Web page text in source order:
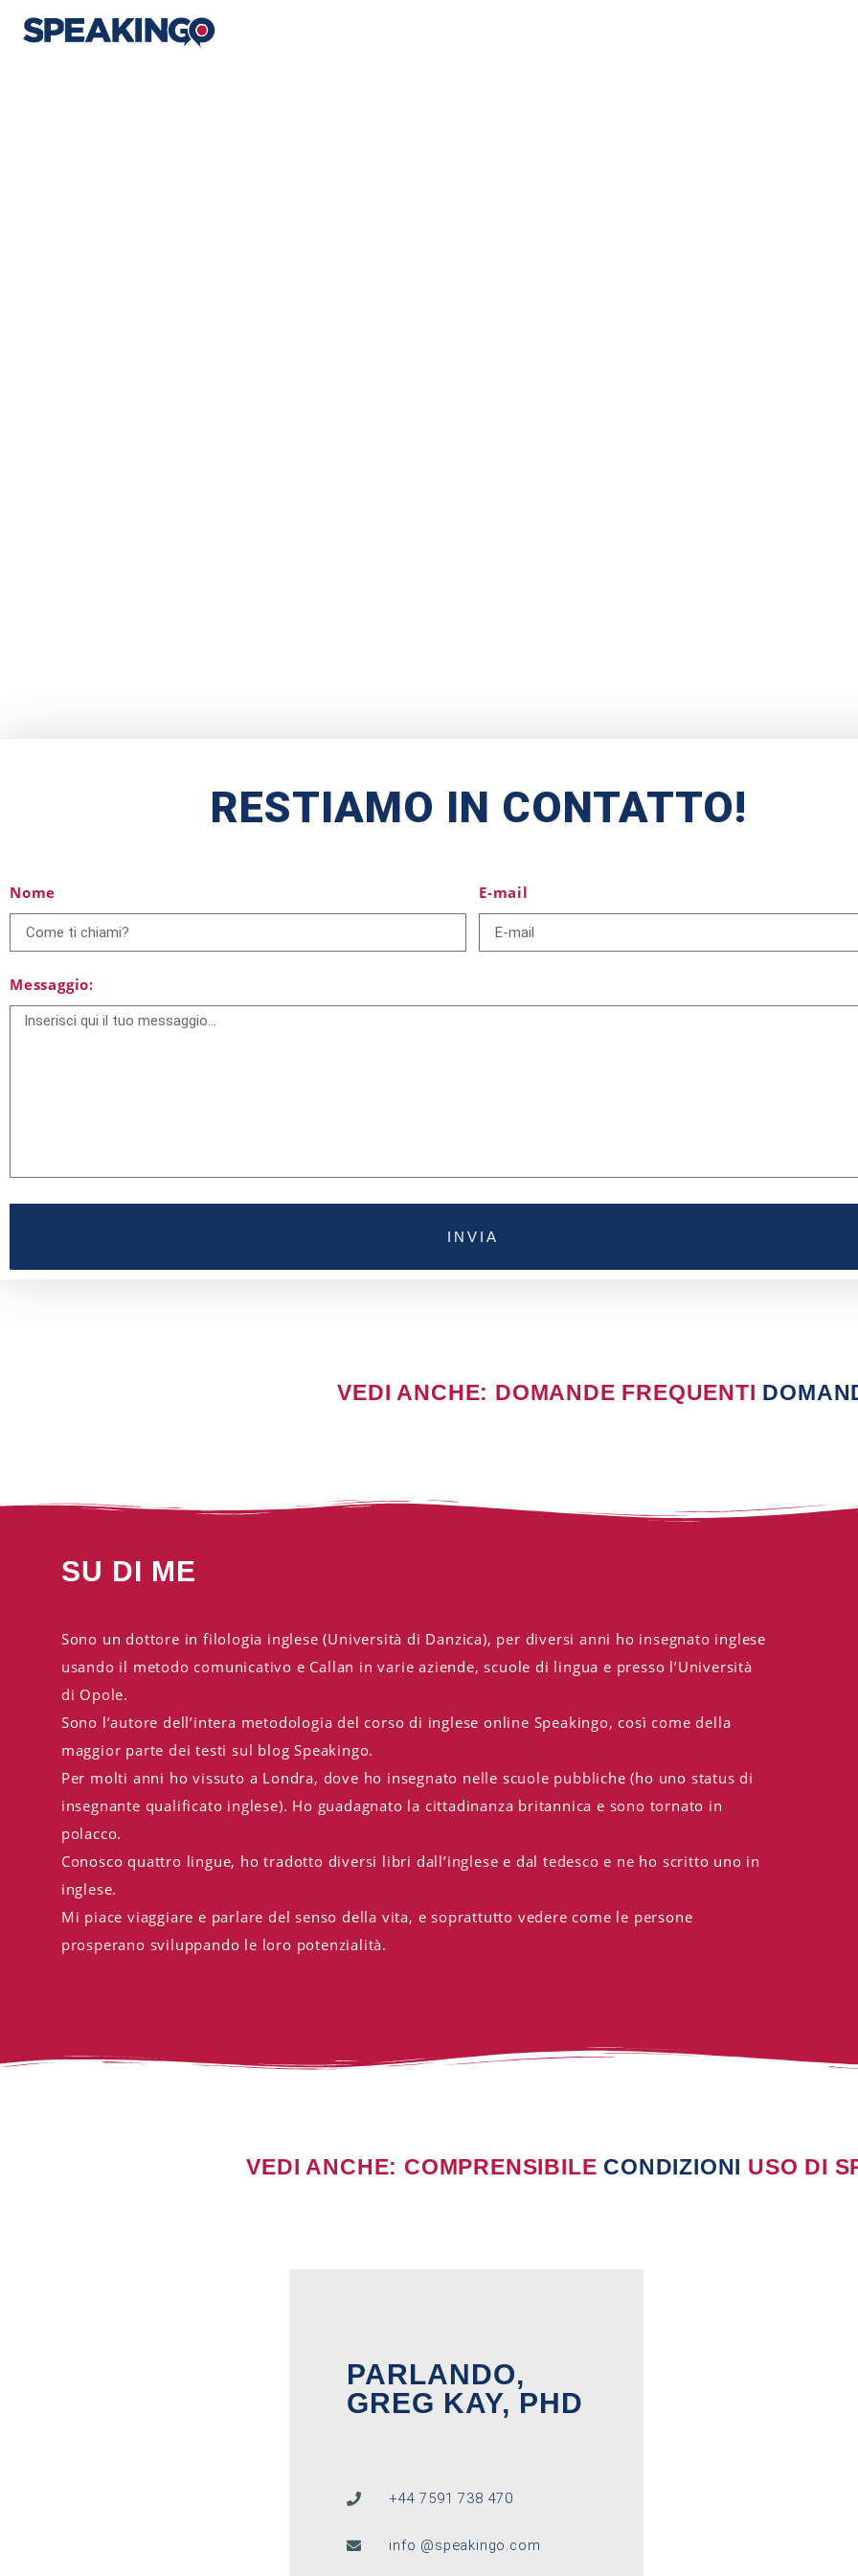
RESTIAMO IN CONTATTO!
Nome E-mail
Messaggio:
INVIA
VEDI ANCHE: DOMANDE FREQUENTI
SU DI ME
Sono un dottore in filologia inglese (Università di Danzica), per diversi anni ho insegnato inglese
usando il metodo comunicativo e Callan in varie aziende, scuole di lingua e presso l’Università
di Opole.
Sono l’autore dell’intera metodologia del corso di inglese online Speakingo, così come della
maggior parte dei testi sul blog Speakingo.
Per molti anni ho vissuto a Londra, dove ho insegnato nelle scuole pubbliche (ho uno status di
insegnante qualificato inglese). Ho guadagnato la cittadinanza britannica e sono tornato in
polacco.
Conosco quattro lingue, ho tradotto diversi libri dall’inglese e dal tedesco e ne ho scritto uno in
inglese.
Mi piace viaggiare e parlare del senso della vita, e soprattutto vedere come le persone
prosperano sviluppando le loro potenzialità.
VEDI ANCHE: COMPRENSIBILE CONDIZIONI USO DI
PARLANDO,
GREG KAY, PHD
+44 7591 738 470
info @speakingo.com